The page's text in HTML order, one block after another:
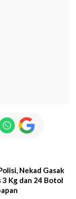
Nekad Gasak
3 Kg dan 24 Botol